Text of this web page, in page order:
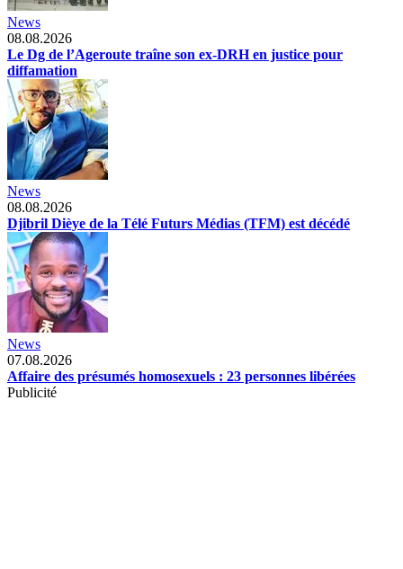
News
08.08.2026
Le Dg de l’Ageroute traîne son ex-DRH en justice pour
diffamation
News
08.08.2026
Djibril Dièye de la Télé Futurs Médias (TFM) est décédé
News
07.08.2026
Affaire des présumés homosexuels : 23 personnes libérées
Publicité